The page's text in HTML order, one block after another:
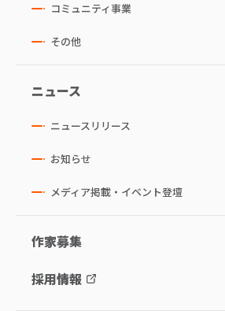
コミュニティ事業
その他
ニュース
ニュースリリース
お知らせ
メディア掲載・イベント登壇
作家募集
採用情報